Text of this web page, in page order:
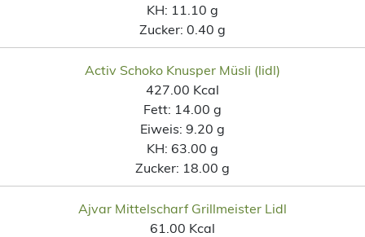
KH: 11.10 g
Zucker: 0.40 g
Activ Schoko Knusper Müsli (lidl)
427.00 Kcal
Fett: 14.00 g
Eiweis: 9.20 g
KH: 63.00 g
Zucker: 18.00 g
Ajvar Mittelscharf Grillmeister Lidl
61.00 Kcal